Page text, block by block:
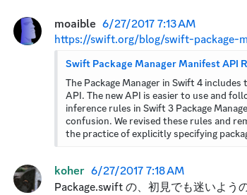
moaible 6/27/2017 7:13 AM
https://swift.org/blog/swift-package-
Swift Package Manager Manifest API
The Package Manager in Swift 4
API. The new API is easier to use and
inference rules in Swift 3 Package
confusion. We revised these rules and
the practice of explicitly specifying
koher 6/27/2017 7:18 AM
Package.swift の、初見でも迷いよう